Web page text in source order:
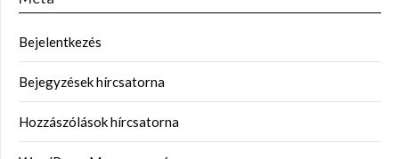
Bejelentkezés
Bejegyzések hírcsatorna
Hozzászólások hírcsatorna